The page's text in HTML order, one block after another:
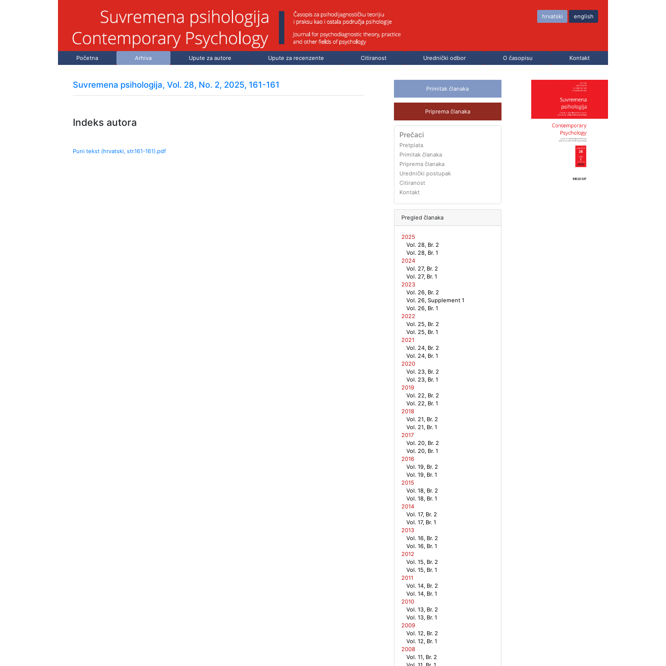
hrvatski english
Početna Arhiva Upute za autore Upute za recenzente Citiranost Urednički odbor O časopisu Kontakt
Suvremena psihologija, Vol. 28, No. 2, 2025, 161-161
Indeks autora
Puni tekst (hrvatski, str.161-161).pdf
Primitak članaka
Priprema članaka
Prečaci
Pretplata
Primitak članaka
Priprema članaka
Urednički postupak
Citiranost
Kontakt
Pregled članaka
2025
Vol. 28, Br. 2
Vol. 28, Br. 1
2024
Vol. 27, Br. 2
Vol. 27, Br. 1
2023
Vol. 26, Br. 2
Vol. 26, Supplement 1
Vol. 26, Br. 1
2022
Vol. 25, Br. 2
Vol. 25, Br. 1
2021
Vol. 24, Br. 2
Vol. 24, Br. 1
2020
Vol. 23, Br. 2
Vol. 23, Br. 1
2019
Vol. 22, Br. 2
Vol. 22, Br. 1
2018
Vol. 21, Br. 2
Vol. 21, Br. 1
2017
Vol. 20, Br. 2
Vol. 20, Br. 1
2016
Vol. 19, Br. 2
Vol. 19, Br. 1
2015
Vol. 18, Br. 2
Vol. 18, Br. 1
2014
Vol. 17, Br. 2
Vol. 17, Br. 1
2013
Vol. 16, Br. 2
Vol. 16, Br. 1
2012
Vol. 15, Br. 2
Vol. 15, Br. 1
2011
Vol. 14, Br. 2
Vol. 14, Br. 1
2010
Vol. 13, Br. 2
Vol. 13, Br. 1
2009
Vol. 12, Br. 2
Vol. 12, Br. 1
2008
Vol. 11, Br. 2